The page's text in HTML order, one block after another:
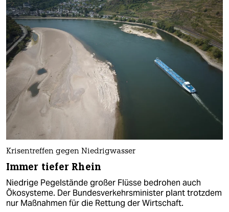
Krisentreffen gegen Niedrigwasser
Immer tiefer Rhein
Niedrige Pegelstände großer Flüsse bedrohen auch
Ökosysteme. Der Bundesverkehrsminister plant trotzdem
nur Maßnahmen für die Rettung der Wirtschaft.